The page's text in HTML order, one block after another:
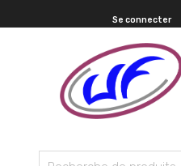
Se connecter